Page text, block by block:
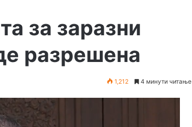
за заразни
разрешена
1,212 4 минути читање